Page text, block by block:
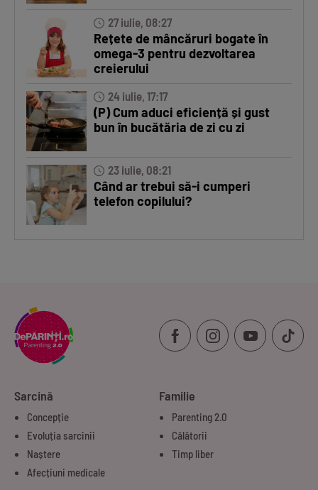
27 iulie, 08:27
Rețete de mâncăruri bogate în
omega-3 pentru dezvoltarea
creierului
24 iulie, 17:17
(P) Cum aduci eficiență și gust
bun în bucătăria de zi cu zi
23 iulie, 08:21
Când ar trebui să-i cumperi
telefon copilului?
Sarcină
Concepție
Evoluția sarcinii
Naștere
Afecțiuni medicale
Familie
Parenting 2.0
Călătorii
Timp liber